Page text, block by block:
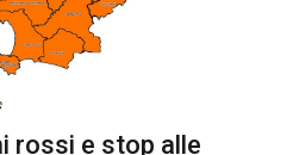
rossi e stop alle